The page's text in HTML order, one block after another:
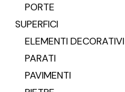
PORTE
SUPERFICI
ELEMENTI DECORATIVI
PARATI
PAVIMENTI